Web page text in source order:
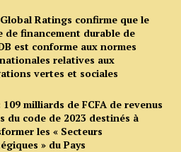
Ratings confirme que le
de financement durable de
est conforme aux normes
relatives aux
vertes et sociales
milliards de FCFA de revenus
du code de 2023 destinés à
les « Secteurs
» du Pays